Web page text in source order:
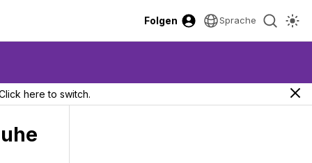
Folgen Sprache
here to switch.